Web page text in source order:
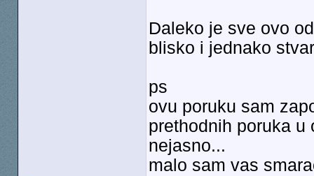
Daleko je sve ovo
blisko i jednako
ps
ovu poruku sam
prethodnih poruka
nejasno...
malo sam vas